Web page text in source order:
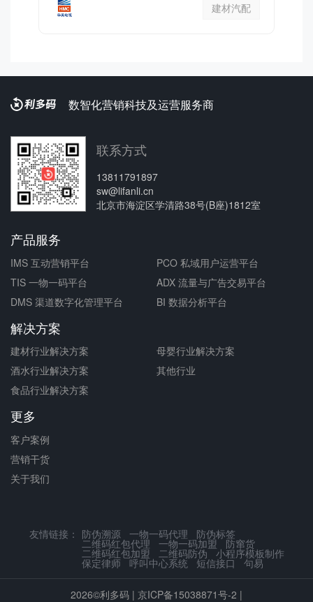
建材汽配
数智化营销科技及运营服务商
联系方式
13811791897
sw@lifanli.cn
北京市海淀区学清路38号(B座)1812室
产品服务
IMS 互动营销平台
PCO 私域用户运营平台
TIS 一物一码平台
ADX 流量与广告交易平台
DMS 渠道数字化管理平台
BI 数据分析平台
解决方案
建材行业解决方案
母婴行业解决方案
酒水行业解决方案
其他行业
食品行业解决方案
更多
客户案例
营销干货
关于我们
友情链接： 防伪溯源 一物一码代理 防伪标签
二维码红包代理 一物一码加盟 防窜货
二维码红包加盟 二维码防伪 小程序模板制作
保定律师 呼叫中心系统 短信接口 句易
2026©利多码 | 京ICP备15038871号-2 |